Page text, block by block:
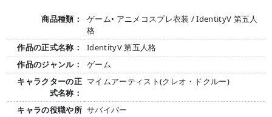
商品種類：
ゲーム• アニメコスプレ衣装 / IdentityV 第五人
格
作品の正式名称：
IdentityV 第五人格
作品のジャンル：
ゲーム
キャラクターの正
式名称：
マイムアーティスト(クレオ・ドクルー)
キャラの役職や所 サバイバー